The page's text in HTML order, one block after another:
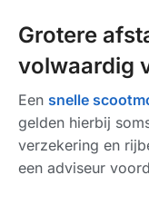
Grotere
volwaardig
Een snelle
gelden hierbij
verzekering en
een adviseur